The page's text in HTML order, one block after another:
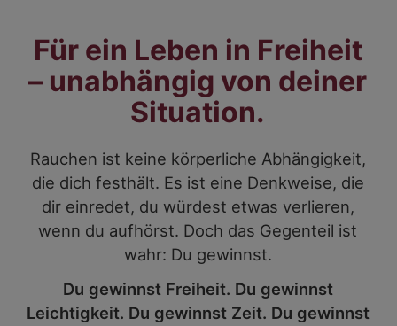
Für ein Leben in Freiheit
– unabhängig von deiner
Situation.
Rauchen ist keine körperliche Abhängigkeit,
die dich festhält. Es ist eine Denkweise, die
dir einredet, du würdest etwas verlieren,
wenn du aufhörst. Doch das Gegenteil ist
wahr: Du gewinnst.
Du gewinnst Freiheit. Du gewinnst
Leichtigkeit. Du gewinnst Zeit. Du gewinnst